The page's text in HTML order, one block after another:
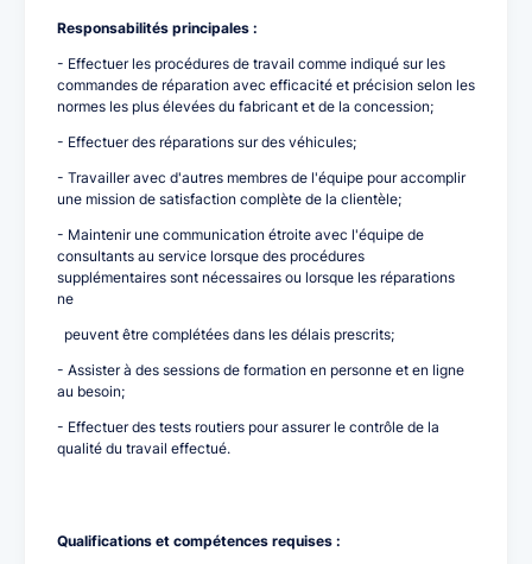
Responsabilités principales :
- Effectuer les procédures de travail comme indiqué sur les
commandes de réparation avec efficacité et précision selon les
normes les plus élevées du fabricant et de la concession;
- Effectuer des réparations sur des véhicules;
- Travailler avec d'autres membres de l'équipe pour accomplir
une mission de satisfaction complète de la clientèle;
- Maintenir une communication étroite avec l'équipe de
consultants au service lorsque des procédures
supplémentaires sont nécessaires ou lorsque les réparations
ne
peuvent être complétées dans les délais prescrits;
- Assister à des sessions de formation en personne et en ligne
au besoin;
- Effectuer des tests routiers pour assurer le contrôle de la
qualité du travail effectué.
Qualifications et compétences requises :